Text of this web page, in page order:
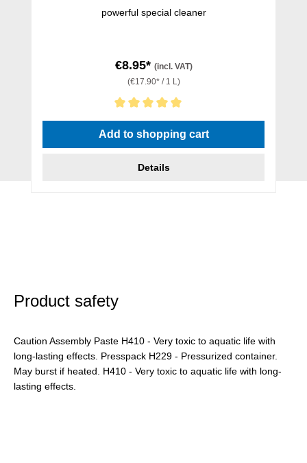
powerful special cleaner
€8.95* (incl. VAT)
(€17.90* / 1 L)
Average rating of 5 out of 5 stars
Add to shopping cart
Details
Product safety
Caution Assembly Paste H410 - Very toxic to aquatic life with
long-lasting effects. Presspack H229 - Pressurized container.
May burst if heated. H410 - Very toxic to aquatic life with long-
lasting effects.